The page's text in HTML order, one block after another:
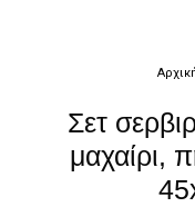
Σετ
μαχαίρι,